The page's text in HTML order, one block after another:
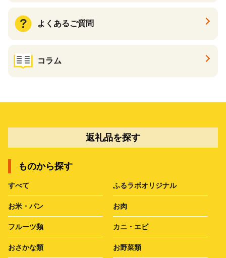
よくあるご質問
コラム
返礼品を探す
ものから探す
すべて ふるラボオリジナル
お米・パン お肉
フルーツ類 カニ・エビ
おさかな類 お野菜類